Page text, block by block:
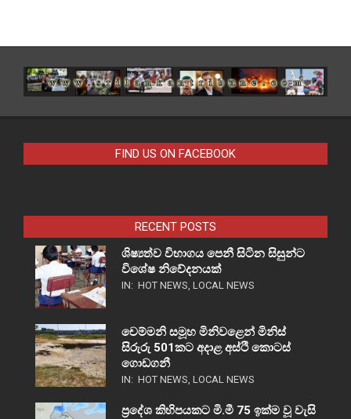
FIND US ON FACEBOOK
RECENT POSTS
ශිෂ්‍යත්ව විභාගය පෙනී සිටින සිසුන්ට
විශේෂ නිවේදනයක්
IN: HOT NEWS, LOCAL NEWS
චෙම්මනි සමූහ මිනිවළෙන් මිනිස්
සිරුරු 501කට අදාළ අස්ථි කොටස්
ගොඩගනී
IN: HOT NEWS, LOCAL NEWS
ප්‍රදේශ කිහිපයකට මි.මී 75 ඉක්ම වූ වැසි